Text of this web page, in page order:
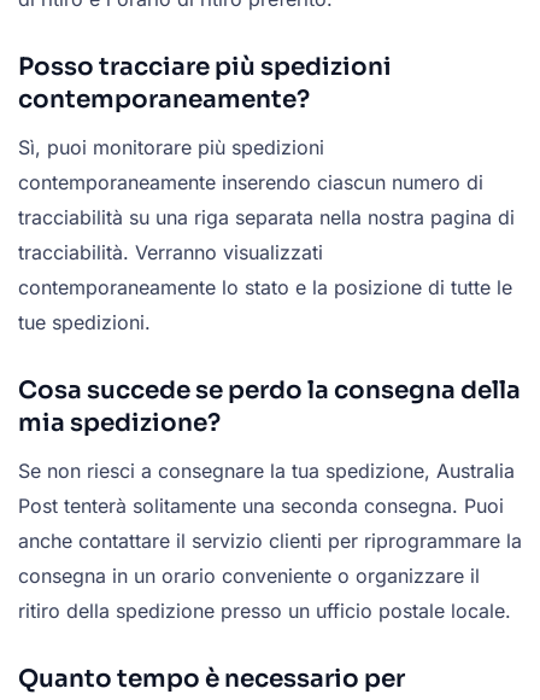
Posso tracciare più spedizioni
contemporaneamente?
Sì, puoi monitorare più spedizioni
contemporaneamente inserendo ciascun numero di
tracciabilità su una riga separata nella nostra pagina di
tracciabilità. Verranno visualizzati
contemporaneamente lo stato e la posizione di tutte le
tue spedizioni.
Cosa succede se perdo la consegna della
mia spedizione?
Se non riesci a consegnare la tua spedizione, Australia
Post tenterà solitamente una seconda consegna. Puoi
anche contattare il servizio clienti per riprogrammare la
consegna in un orario conveniente o organizzare il
ritiro della spedizione presso un ufficio postale locale.
Quanto tempo è necessario per